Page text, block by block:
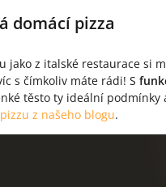
domácí pizza
jako z italské restaurace si
s čímkoliv máte rádi! S
těsto ty ideální podmínky
z našeho blogu.